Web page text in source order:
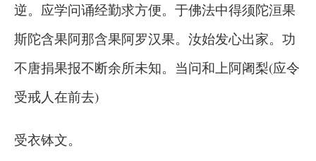
逆。应学问诵经勤求方便。于佛法中得须陀洹果
斯陀含果阿那含果阿罗汉果。汝始发心出家。功
不唐捐果报不断余所未知。当问和上阿阇梨(应令
受戒人在前去)
受衣钵文。